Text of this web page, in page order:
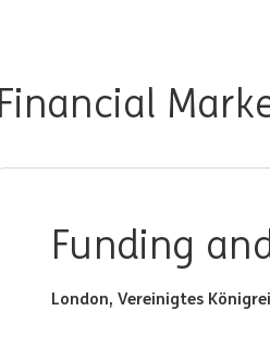
Financial
Funding
London, Vereinigtes